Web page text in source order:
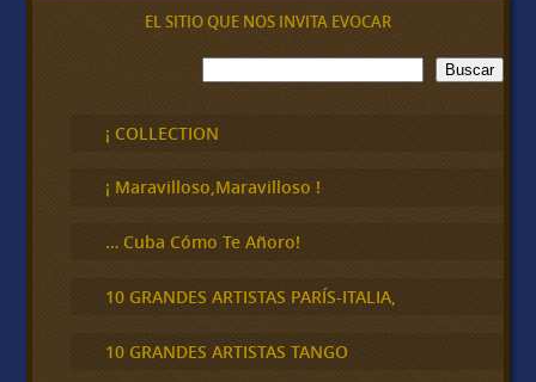
EL SITIO QUE NOS INVITA EVOCAR
B
u
c
a
Buscar
¡ COLLECTION
¡ Maravilloso,Maravilloso !
… Cuba Cómo Te Añoro!
10 GRANDES ARTISTAS PARÍS-ITALIA,
10 GRANDES ARTISTAS TANGO